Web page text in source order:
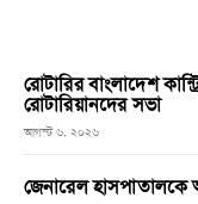
রোটারির বাংলাদেশ
রোটারিয়ানদের সভা
আগস্ট ৬, ২০২৬
জেনারেল হাসপাতালকে